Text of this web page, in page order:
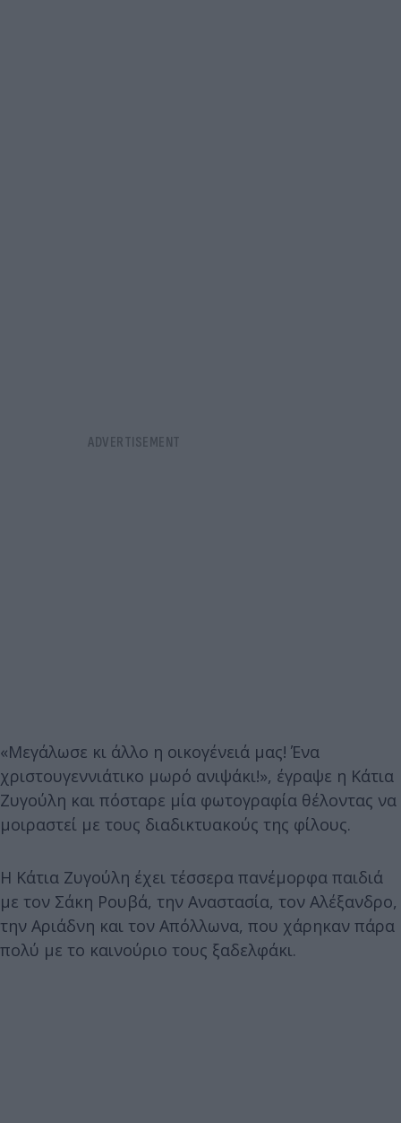
«Μεγάλωσε κι άλλο η οικογένειά μας! Ένα
χριστουγεννιάτικο μωρό ανιψάκι!», έγραψε η Κάτια
Ζυγούλη και πόσταρε μία φωτογραφία θέλοντας να
μοιραστεί με τους διαδικτυακούς της φίλους.
Η Κάτια Ζυγούλη έχει τέσσερα πανέμορφα παιδιά
με τον Σάκη Ρουβά, την Αναστασία, τον Αλέξανδρο,
την Αριάδνη και τον Απόλλωνα, που χάρηκαν πάρα
πολύ με το καινούριο τους ξαδελφάκι.